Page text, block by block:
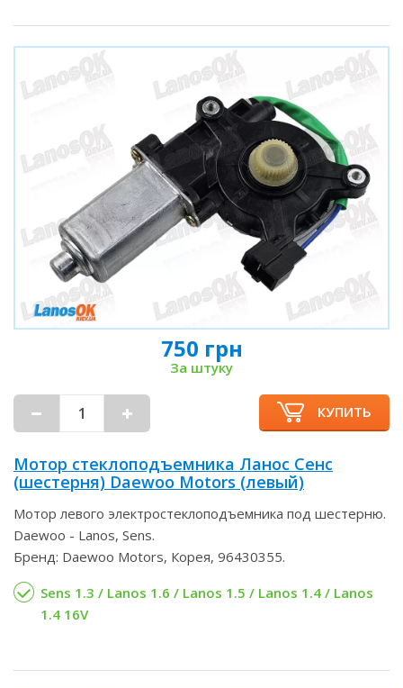
750 грн
За штуку
КУПИТЬ
Мотор стеклоподъемника Ланос Сенс
(шестерня) Daewoo Motors (левый)
Мотор левого электростеклоподъемника под шестерню.
Daewoo - Lanos, Sens.
Бренд: Daewoo Motors, Корея, 96430355.
Sens 1.3 / Lanos 1.6 / Lanos 1.5 / Lanos 1.4 / Lanos
1.4 16V